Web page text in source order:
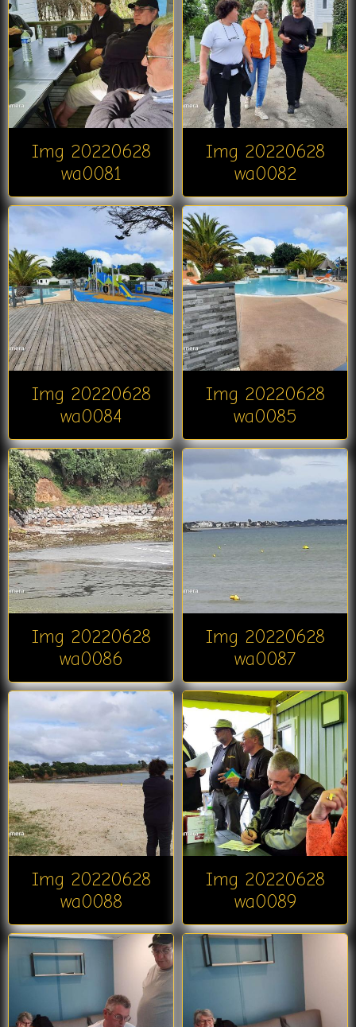
Img 20220628
wa0081
Img 20220628
wa0082
Img 20220628
wa0084
Img 20220628
wa0085
Img 20220628
wa0086
Img 20220628
wa0087
Img 20220628
wa0088
Img 20220628
wa0089